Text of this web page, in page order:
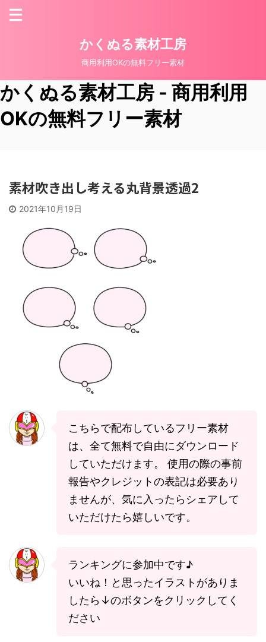
かくぬる素材工房
商用利用OKの無料フリー素材
かくぬる素材工房 - 商用利用
OKの無料フリー素材
素材吹き出し考える丸背景透過2
2021年10月19日
こちらで配布しているフリー素材
は、全て無料で自由にダウンロード
していただけます。 使用の際の事前
報告やクレジットの表記は必要あり
ませんが、気に入ったらシェアして
いただけたら嬉しいです。
ランキングに参加中です♪
いいね！と思ったイラストがありま
したら↓のボタンをクリックしてく
ださい